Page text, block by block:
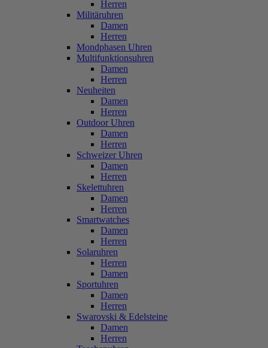
Herren
Militäruhren
Damen
Herren
Mondphasen Uhren
Multifunktionsuhren
Damen
Herren
Neuheiten
Damen
Herren
Outdoor Uhren
Damen
Herren
Schweizer Uhren
Damen
Herren
Skelettuhren
Damen
Herren
Smartwatches
Damen
Herren
Solaruhren
Herren
Damen
Sportuhren
Damen
Herren
Swarovski & Edelsteine
Damen
Herren